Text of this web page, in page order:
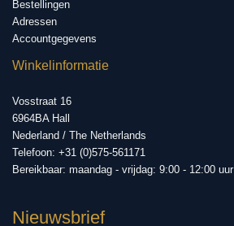
Bestellingen
Adressen
Accountgegevens
Winkelinformatie
Vosstraat 16
6964BA Hall
Nederland / The Netherlands
Telefoon: +31 (0)575-561171
Bereikbaar: maandag - vrijdag: 9:00 - 12:00 uur
Nieuwsbrief